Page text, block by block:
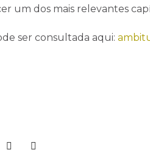
um dos mais relevantes
ser consultada aqui: